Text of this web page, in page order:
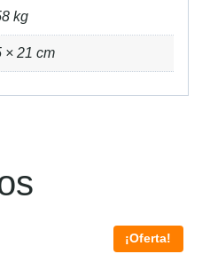
kg
× 21 cm
¡Oferta!